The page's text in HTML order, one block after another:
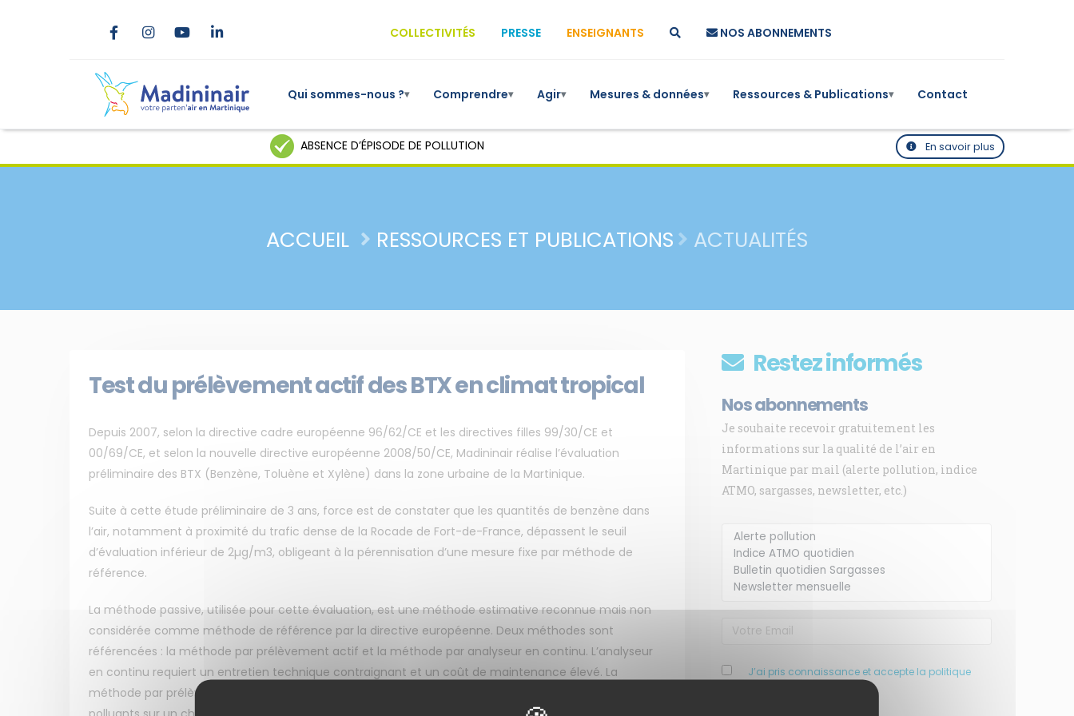
COLLECTIVITÉS PRESSE ENSEIGNANTS NOS ABONNEMENTS
Qui sommes-nous ?▾ Comprendre▾ Agir▾ Mesures & données▾ Ressources & Publications▾ Contact
ABSENCE D’ÉPISODE DE POLLUTION En savoir plus
ACCUEIL RESSOURCES ET PUBLICATIONS ACTUALITÉS
Test du prélèvement actif des BTX en climat tropical
Depuis 2007, selon la directive cadre européenne 96/62/CE et les directives filles 99/30/CE et
00/69/CE, et selon la nouvelle directive européenne 2008/50/CE, Madininair réalise l’évaluation
préliminaire des BTX (Benzène, Toluène et Xylène) dans la zone urbaine de la Martinique.
Suite à cette étude préliminaire de 3 ans, force est de constater que les quantités de benzène dans
l’air, notamment à proximité du trafic dense de la Rocade de Fort-de-France, dépassent le seuil
d’évaluation inférieur de 2µg/m3, obligeant à la pérennisation d’une mesure fixe par méthode de
référence.
La méthode passive, utilisée pour cette évaluation, est une méthode estimative reconnue mais non
considérée comme méthode de référence par la directive européenne. Deux méthodes sont
référencées : la méthode par prélèvement actif et la méthode par analyseur en continu. L’analyseur
en continu requiert un entretien technique contraignant et un coût de maintenance élevé. La
méthode par prélèvement actif, plus simple d’utilisation et moins coûteuse, permet l’adsorption des
Restez informés
Nos abonnements
Je souhaite recevoir gratuitement les
informations sur la qualité de l’air en
Martinique par mail (alerte pollution, indice
ATMO, sargasses, newsletter, etc.)
J’ai pris connaissance et accepte la politique